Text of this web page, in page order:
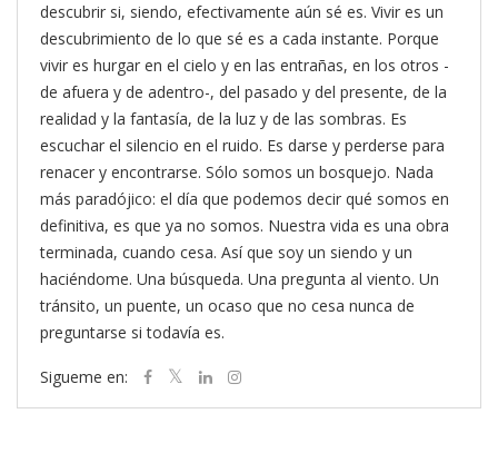
descubrir si, siendo, efectivamente aún sé es. Vivir es un
descubrimiento de lo que sé es a cada instante. Porque
vivir es hurgar en el cielo y en las entrañas, en los otros -
de afuera y de adentro-, del pasado y del presente, de la
realidad y la fantasía, de la luz y de las sombras. Es
escuchar el silencio en el ruido. Es darse y perderse para
renacer y encontrarse. Sólo somos un bosquejo. Nada
más paradójico: el día que podemos decir qué somos en
definitiva, es que ya no somos. Nuestra vida es una obra
terminada, cuando cesa. Así que soy un siendo y un
haciéndome. Una búsqueda. Una pregunta al viento. Un
tránsito, un puente, un ocaso que no cesa nunca de
preguntarse si todavía es.
Sigueme en: